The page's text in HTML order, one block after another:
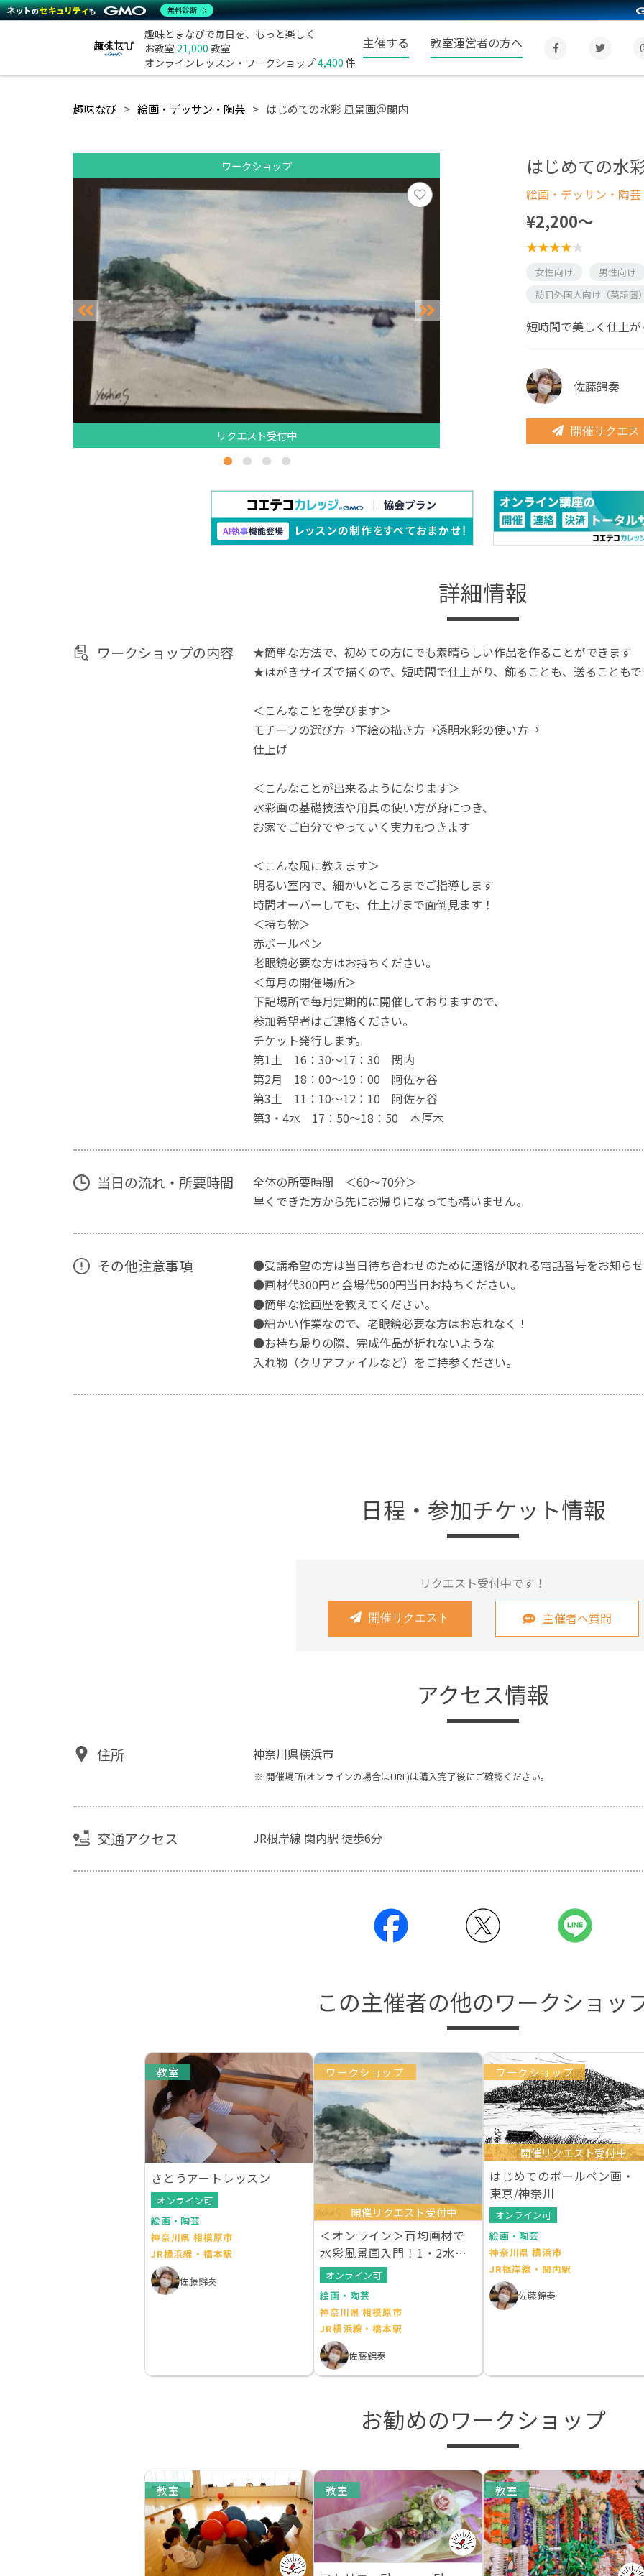
趣味とまなびで毎日を、もっと楽しく
お教室 21,000 教室
オンラインレッスン・ワークショップ4,400 件
主催する 教室運営者の方へ
趣味なび 絵画・デッサン・陶芸 はじめての水彩 風景画＠関内
ワークショップ
リクエスト受付中
はじめての水
絵画・デッサン・陶芸
¥2,200〜
女性向け
男性向け
訪日外国人向け（英語圏
短時間で美しく仕上
佐藤錦奏
開催リクエス
詳細情報
ワークショップの内容
★簡単な方法で、初めての方にでも素晴らしい作品を作ることができます
★はがきサイズで描くので、短時間で仕上がり、飾ることも、送ることも
＜こんなことを学びます＞
モチーフの選び方→下絵の描き方→透明水彩の使い方→
仕上げ
＜こんなことが出来るようになります＞
水彩画の基礎技法や用具の使い方が身につき、
お家でご自分でやっていく実力もつきます
＜こんな風に教えます＞
明るい室内で、細かいところまでご指導します
時間オーバーしても、仕上げまで面倒見ます！
＜持ち物＞
赤ボールペン
老眼鏡必要な方はお持ちください。
＜毎月の開催場所＞
下記場所で毎月定期的に開催しておりますので、
参加希望者はご連絡ください。
チケット発行します。
第1土 16：30〜17：30 関内
第2月 18：00〜19：00 阿佐ヶ谷
第3土 11：10〜12：10 阿佐ヶ谷
第3・4水 17：50〜18：50 本厚木
当日の流れ・所要時間
全体の所要時間 ＜60〜70分＞
早くできた方から先にお帰りになっても構いません。
その他注意事項
●受講希望の方は当日待ち合わせのために連絡が取れる電話番号をお知ら
●画材代300円と会場代500円当日お持ちください。
●簡単な絵画歴を教えてください。
●細かい作業なので、老眼鏡必要な方はお忘れなく！
●お持ち帰りの際、完成作品が折れないような
入れ物（クリアファイルなど）をご持参ください。
日程・参加チケット情報
リクエスト受付中です！
開催リクエスト 主催者へ質問
アクセス情報
住所 神奈川県横浜市
開催場所(オンラインの場合はURL)は購入完了後にご確認ください。
交通アクセス JR根岸線 関内駅 徒歩6分
この主催者の他のワークショッ
教室
さとうアートレッスン
オンライン可
絵画・陶芸
神奈川県 相模原市
JR横浜線・橋本駅
佐藤錦奏
ワークショップ
開催リクエスト受付中
＜オンライン＞百均画材で
水彩風景画入門！1・2水曜
夜オンライン可
絵画・陶芸
神奈川県 相模原市
JR横浜線・橋本駅
佐藤錦奏
ワークショップ
開催リクエスト受付中
はじめてのボールペン画・
東京/神奈川
オンライン可
絵画・陶芸
神奈川県 横浜市
JR根岸線・関内駅
佐藤錦奏
お勧めのワークショップ
教室 教室 教室
無料診断